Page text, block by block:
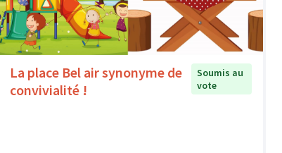
La place Bel air synonyme de
convivialité !
Soumis au
vote